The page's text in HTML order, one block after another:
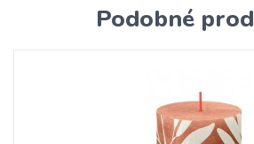
Podobné